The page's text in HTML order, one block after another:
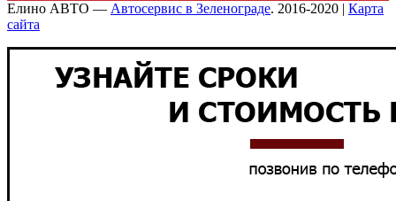
Елино АВТО — Автосервис в Зеленограде. 2016-2020 | Карта
сайта